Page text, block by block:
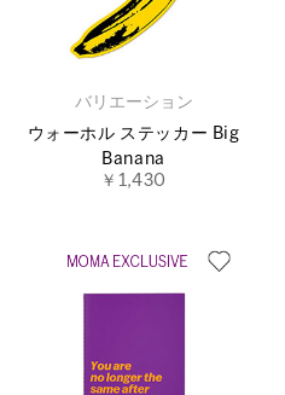
バリエーション
ウォーホル ステッカー Big
Banana
￥1,430